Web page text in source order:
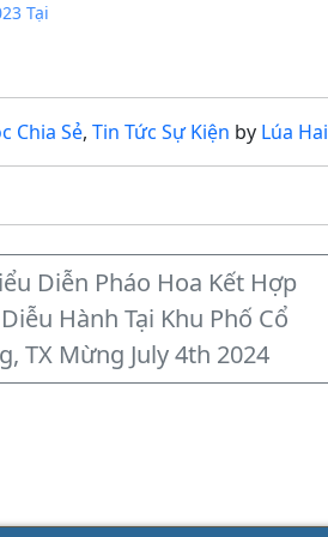
Tại
Chia Sẻ, Tin Tức Sự Kiện by Lúa Hai
Diễn Pháo Hoa Kết Hợp
Hành Tại Khu Phố Cổ
TX Mừng July 4th 2024